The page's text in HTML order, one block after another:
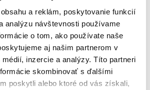
a reklám, poskytovanie funkcií
analýzu návštevnosti používame
o tom, ako používate naše
aj našim partnerom v
inzercie a analýzy. Títo partneri
skombinovať s ďalšími
poskytli alebo ktoré od vás získali,
nárokom profesionálov aj
Vďaka inovatívnej technológii Odor
je zápach amoniaku pri aplikácii až o 64 %
pohodlnejší zážitok z farbenia v
kompromisov vo výkone.
3x intenzívnejšia starostlivosť
obsahuje nový komplex ošetrujúcich látok,
ZOBRAZIŤ VIAC